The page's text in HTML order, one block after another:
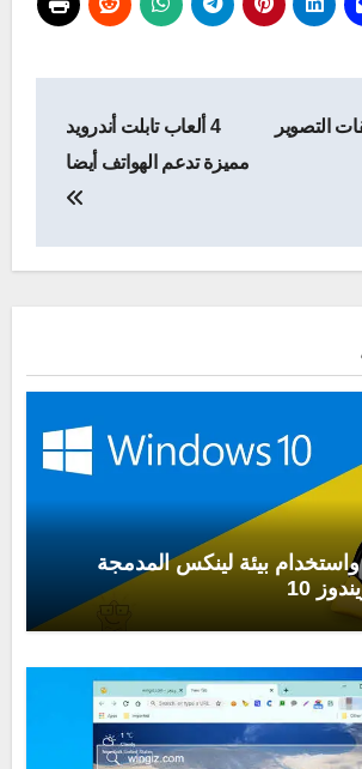
التصوير
4 ألعاب تابلت أندرويد
مميزة تدعم الهواتف أيضا
بيئة لينكس المدمجة
10